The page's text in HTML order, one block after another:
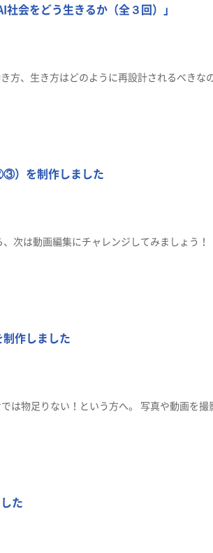
会をどう生きるか（全３回）」
、生き方はどのように再設計されるべきな
）を制作しました
次は動画編集にチャレンジしてみましょう！
作しました
は物足りない！という方へ。 写真や動画を撮
た